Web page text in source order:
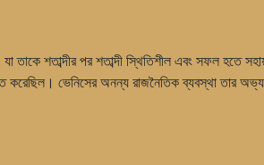
তাকে শতাব্দীর পর শতাব্দী স্থিতিশীল এবং সফল হতে
করেছিল। ভেনিসের অনন্য রাজনৈতিক ব্যবস্থা তার